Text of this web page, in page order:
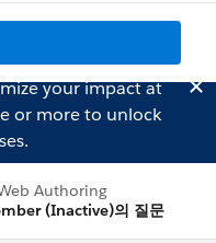
your impact at
or more to unlock
Authoring
(Inactive)의 질문